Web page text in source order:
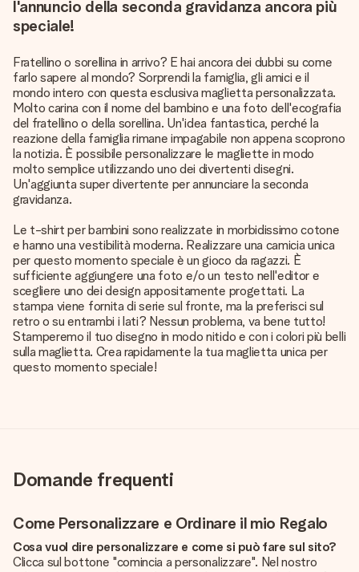
l'annuncio della seconda gravidanza ancora più
speciale!
Fratellino o sorellina in arrivo? E hai ancora dei dubbi su come
farlo sapere al mondo? Sorprendi la famiglia, gli amici e il
mondo intero con questa esclusiva maglietta personalizzata.
Molto carina con il nome del bambino e una foto dell'ecografia
del fratellino o della sorellina. Un'idea fantastica, perché la
reazione della famiglia rimane impagabile non appena scoprono
la notizia. È possibile personalizzare le magliette in modo
molto semplice utilizzando uno dei divertenti disegni.
Un'aggiunta super divertente per annunciare la seconda
gravidanza.
Le t-shirt per bambini sono realizzate in morbidissimo cotone
e hanno una vestibilità moderna. Realizzare una camicia unica
per questo momento speciale è un gioco da ragazzi. È
sufficiente aggiungere una foto e/o un testo nell'editor e
scegliere uno dei design appositamente progettati. La
stampa viene fornita di serie sul fronte, ma la preferisci sul
retro o su entrambi i lati? Nessun problema, va bene tutto!
Stamperemo il tuo disegno in modo nitido e con i colori più belli
sulla maglietta. Crea rapidamente la tua maglietta unica per
questo momento speciale!
Domande frequenti
Come Personalizzare e Ordinare il mio Regalo
Cosa vuol dire personalizzare e come si può fare sul sito?
Clicca sul bottone "comincia a personalizzare". Nel nostro